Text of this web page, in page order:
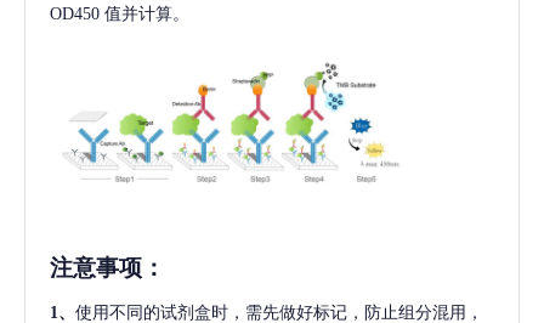
OD450 值并计算。
注意事项 ：
1、 使用不同的试剂盒时，需先做好标记，防止组分混用，